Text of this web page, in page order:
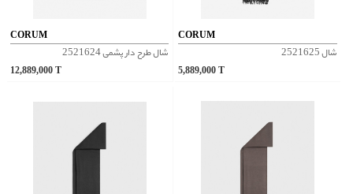
CORUM
شال طرح دار پشمی 2521624
12,889,000
CORUM
شال 2521625
5,889,000